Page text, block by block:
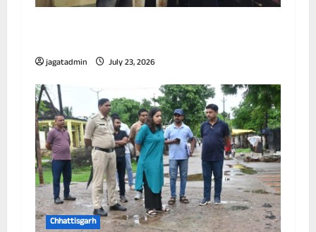
jagatadmin July 23, 2026
Chhattisgarh